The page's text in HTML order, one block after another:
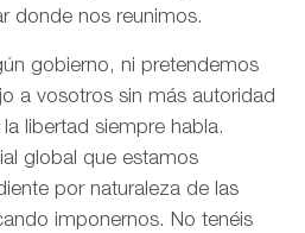
donde nos reunimos.
gobierno, ni pretendemos
a vosotros sin más autoridad
libertad siempre habla.
global que estamos
por naturaleza de las
imponernos. No tenéis